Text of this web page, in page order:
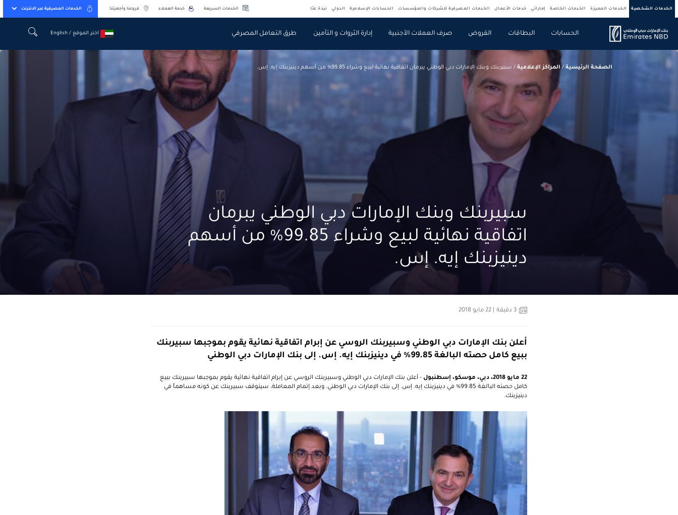
الخدمات الشخصية الخدمات المميزة الخدمات الخاصة إماراتي خدمات الأعمال الخدمات المصرفية للشركات والمؤسسات الحسابات الإسلامية الدولي نبذة عنّا الخدمات السريعة خدمة العملاء فروعنا وأجهزتنا الخدمات المصرفية عبر الانترنت
الحسابات البطاقات القروض صرف العملات الأجنبية إدارة الثروات و التأمين طرق التعامل المصرفي
اختر الموقع / English
اختر الموقع / English
الصفحة الرئيسية /المراكز الإعلامية / سبيربنك وبنك الإمارات دبي الوطني يبرمان اتفاقية نهائية لبيع وشراء 99.85% من أسهم دينيزبنك إيه. إس.
سبيربنك وبنك الإمارات دبي الوطني يبرمان
اتفاقية نهائية لبيع وشراء 99.85% من أسهم
دينيزبنك إيه. إس.
3 دقيقة | 22 مايو 2018
أعلن بنك الإمارات دبي الوطني وسبيربنك الروسي عن إبرام اتفاقية نهائية يقوم بموجبها سبيربنك
ببيع كامل حصته البالغة 99.85% في دينيزبنك إيه. إس. إلى بنك الإمارات دبي الوطني
22 مايو 2018، دبي، موسكو، إسطنبول
- أعلن بنك الإمارات دبي الوطني وسبيربنك الروسي عن إبرام اتفاقية نهائية يقوم بموجبها سبيربنك ببيع
كامل حصته البالغة 99.85% في دينيزبنك إيه. إس. إلى بنك الإمارات دبي الوطني. وبعد إتمام المعاملة، سيتوقف سبيربنك عن كونه مساهماً في
دينيزبنك.